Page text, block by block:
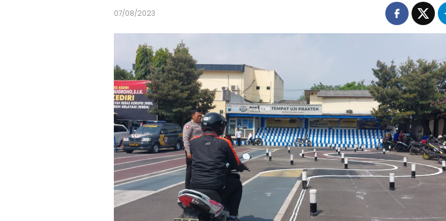
07/08/2023